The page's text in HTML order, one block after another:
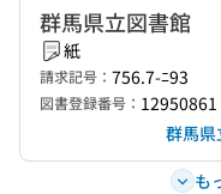
群馬県立図書館
紙
請求記号： 756.7-ﾆ93
図書登録番号： 12950861
群馬
も